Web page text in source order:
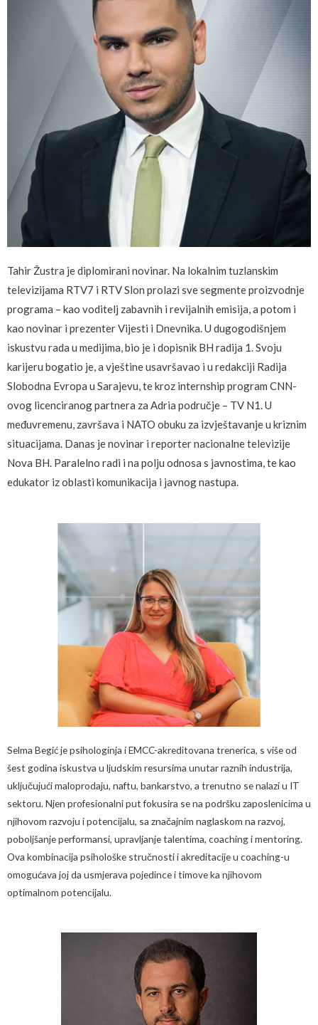
Tahir Žustra je diplomirani novinar. Na lokalnim tuzlanskim
televizijama RTV7 i RTV Slon prolazi sve segmente proizvodnje
programa – kao voditelj zabavnih i revijalnih emisija, a potom i
kao novinar i prezenter Vijesti i Dnevnika. U dugogodišnjem
iskustvu rada u medijima, bio je i dopisnik BH radija 1. Svoju
karijeru bogatio je, a vještine usavršavao i u redakciji Radija
Slobodna Evropa u Sarajevu, te kroz internship program CNN-
ovog licenciranog partnera za Adria područje – TV N1. U
međuvremenu, završava i NATO obuku za izvještavanje u kriznim
situacijama. Danas je novinar i reporter nacionalne televizije
Nova BH. Paralelno radi i na polju odnosa s javnostima, te kao
edukator iz oblasti komunikacija i javnog nastupa.
Selma Begić je psihologinja i EMCC-akreditovana trenerica, s više od
šest godina iskustva u ljudskim resursima unutar raznih industrija,
uključujući maloprodaju, naftu, bankarstvo, a trenutno se nalazi u IT
sektoru. Njen profesionalni put fokusira se na podršku zaposlenicima u
njihovom razvoju i potencijalu, sa značajnim naglaskom na razvoj,
poboljšanjeperformansi, upravljanje talentima, coaching i mentoring.
Ova kombinacija psihološke stručnosti i akreditacije u coaching-u
omogućava joj da usmjerava pojedince i timove ka njihovom
optimalnom potencijalu.